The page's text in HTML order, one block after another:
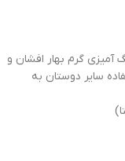
آمیزی گرم بهار افشان و
سایر دوستان به